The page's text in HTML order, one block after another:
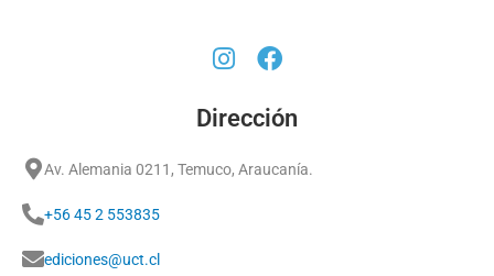
Dirección
Av. Alemania 0211, Temuco, Araucanía.
+56 45 2 553835
ediciones@uct.cl